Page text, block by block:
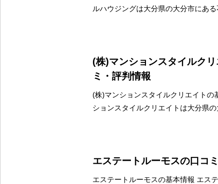
ルハウジングは大分県の大分市にあ
(株)マンションスタイルク
ミ・評判情報
(株)マンションスタイルクリエイトの
ションスタイルクリエイトは大分県
エステートルーモスの口コ
エステートルーモスの基本情報 エス